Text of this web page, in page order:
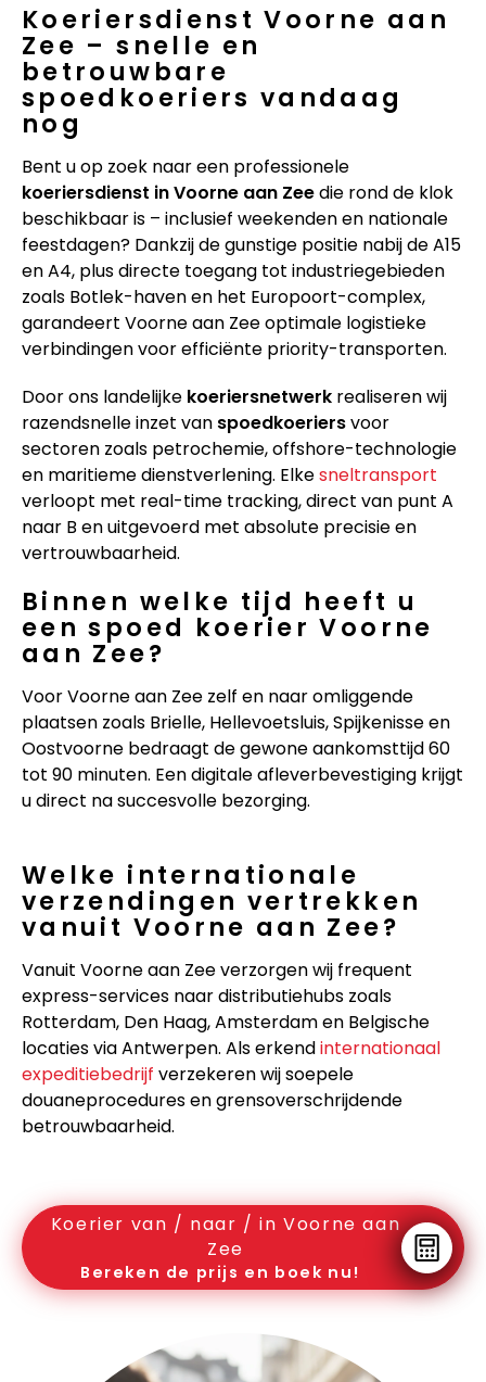
Koeriersdienst Voorne aan
Zee – snelle en
betrouwbare
spoedkoeriers vandaag
nog
Bent u op zoek naar een professionele
koeriersdienst in Voorne aan Zeedie rond de klok
beschikbaar is – inclusief weekenden en nationale
feestdagen? Dankzij de gunstige positie nabij de A15
en A4, plus directe toegang tot industriegebieden
zoals Botlek-haven en het Europoort-complex,
garandeert Voorne aan Zee optimale logistieke
verbindingen voor efficiënte priority-transporten.
Door ons landelijke koeriersnetwerk realiseren wij
razendsnelle inzet van spoedkoeriersvoor
sectoren zoals petrochemie, offshore-technologie
en maritieme dienstverlening. Elkesneltransport
verloopt met real-time tracking, direct van punt A
naar B en uitgevoerd met absolute precisie en
vertrouwbaarheid.
Binnen welke tijd heeft u
een spoed koerier Voorne
aan Zee?
Voor Voorne aan Zee zelf en naar omliggende
plaatsen zoals Brielle, Hellevoetsluis, Spijkenisse en
Oostvoorne bedraagt de gewone aankomsttijd 60
tot 90 minuten. Een digitale afleverbevestiging krijgt
u direct na succesvolle bezorging.
Welke internationale
verzendingen vertrekken
vanuit Voorne aan Zee?
Vanuit Voorne aan Zee verzorgen wij frequent
express-services naar distributiehubs zoals
Rotterdam, Den Haag, Amsterdam en Belgische
locaties via Antwerpen. Als erkendinternationaal
expeditiebedrijf verzekeren wij soepele
douaneprocedures en grensoverschrijdende
betrouwbaarheid.
Koerier van / naar / in Voorne aan
Zee
Bereken de prijs en boek nu!